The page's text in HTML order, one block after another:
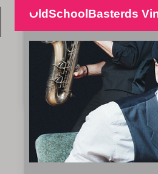
Das Boogie Kathi Swing
Mehr lesen
OldSchoolBasterds